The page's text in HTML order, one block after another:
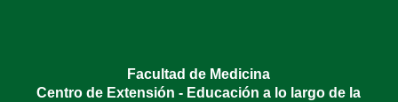
Facultad de Medicina
Centro de Extensión - Educación a lo largo de la